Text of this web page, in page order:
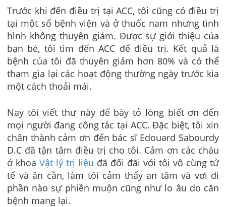
Trước khi đến điều trị tại ACC, tôi cũng có điều trị
tại một số bệnh viện và ở thuốc nam nhưng tình
hình không thuyên giảm. Được sự giới thiệu của
bạn bè, tôi tìm đến ACC để điều trị. Kết quả là
bệnh của tôi đã thuyên giảm hơn 80% và có thể
tham gia lại các hoạt động thường ngày trước kia
một cách thoải mái.
Nay tôi viết thư này để bày tỏ lòng biết ơn đến
mọi người đang công tác tại ACC. Đặc biệt, tôi xin
chân thành cảm ơn đến bác sĩ Edouard Sabourdy
D.C đã tận tâm điều trị cho tôi. Cảm ơn các cháu
ở khoa Vật lý trị liệu đã đối đãi với tôi vô cùng tử
tế và ân cần, làm tôi cảm thấy an tâm và vơi đi
phần nào sự phiền muộn cũng như lo âu do căn
bệnh mang lại.